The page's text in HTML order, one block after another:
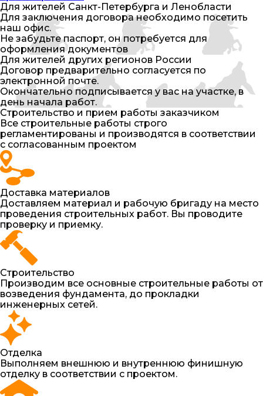
Для жителей Санкт-Петербурга и Ленобласти
Для заключения договора необходимо посетить
наш офис.
Не забудьте паспорт, он потребуется для
оформления документов
Для жителей других регионов России
Договор предварительно согласуется по
электронной почте.
Окончательно подписывается у вас на участке, в
день начала работ.
Строительство и прием работы заказчиком
Все строительные работы строго
регламентированы и производятся в соответствии
с согласованным проектом
Доставка материалов
Доставляем материал и рабочую бригаду на место
проведения строительных работ. Вы проводите
проверку и приемку.
Строительство
Производим все основные строительные работы от
возведения фундамента, до прокладки
инженерных сетей.
Отделка
Выполняем внешнюю и внутреннюю финишную
отделку в соответствии с проектом.